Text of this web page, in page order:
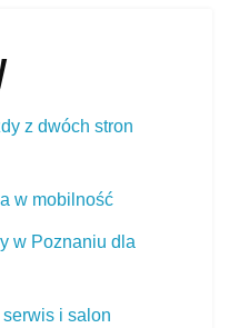
z dwóch stron
w mobilność
w Poznaniu dla
i salon